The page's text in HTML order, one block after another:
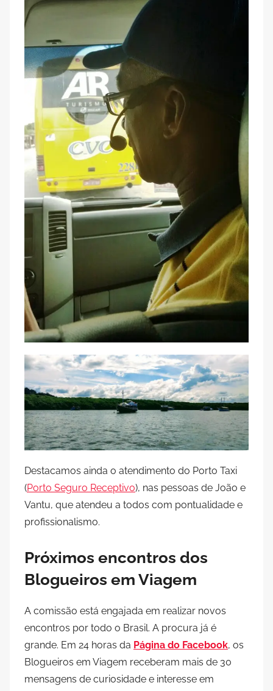
Destacamos ainda o atendimento do Porto Taxi
(Porto Seguro Receptivo), nas pessoas de João e
Vantu, que atendeu a todos com pontualidade e
profissionalismo.
Próximos encontros dos
Blogueiros em Viagem
A comissão está engajada em realizar novos
encontros por todo o Brasil. A procura já é
grande. Em 24 horas da Página do Facebook, os
Blogueiros em Viagem receberam mais de 30
mensagens de curiosidade e interesse em